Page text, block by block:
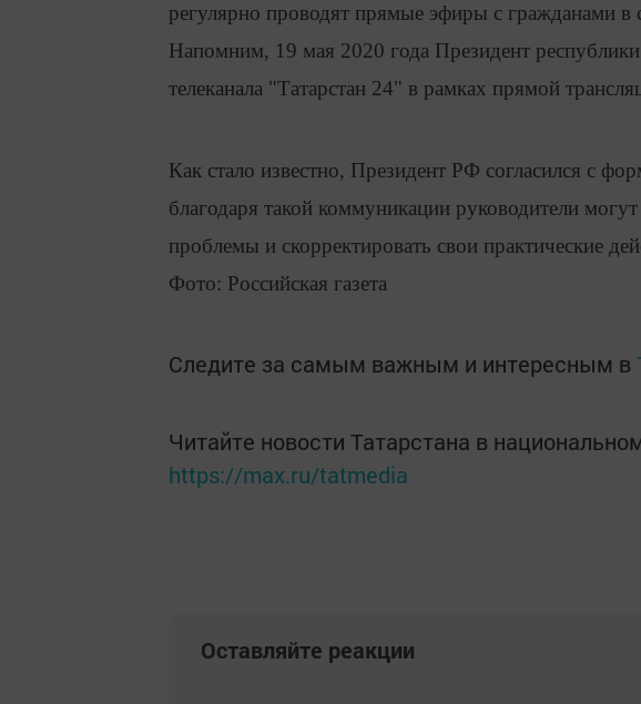
регулярно проводят прямые эфиры с гражданами в
Напомним, 19 мая 2020 года Президент
телеканала "Татарстан 24" в рамках прямой
Как стало известно, Президент РФ согласился с
благодаря такой коммуникации руководители
проблемы и скорректировать свои практические
Фото: Российская газета
Следите за самым важным и интересным в
Читайте новости Татарстана в
https://max.ru/tatmedia
Оставляйте реакции